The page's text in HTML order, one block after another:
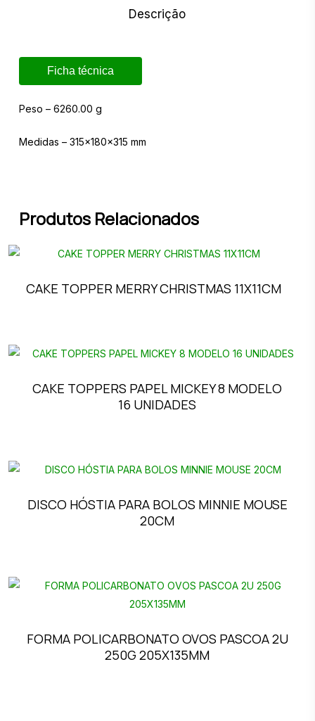
Descrição
Ficha técnica
Peso – 6260.00 g
Medidas – 315x180x315 mm
Produtos Relacionados
CAKE TOPPER MERRY CHRISTMAS 11X11CM
CAKE TOPPERS PAPEL MICKEY 8 MODELO
16 UNIDADES
DISCO HÓSTIA PARA BOLOS MINNIE MOUSE
20CM
FORMA POLICARBONATO OVOS PASCOA 2U
250G 205X135MM